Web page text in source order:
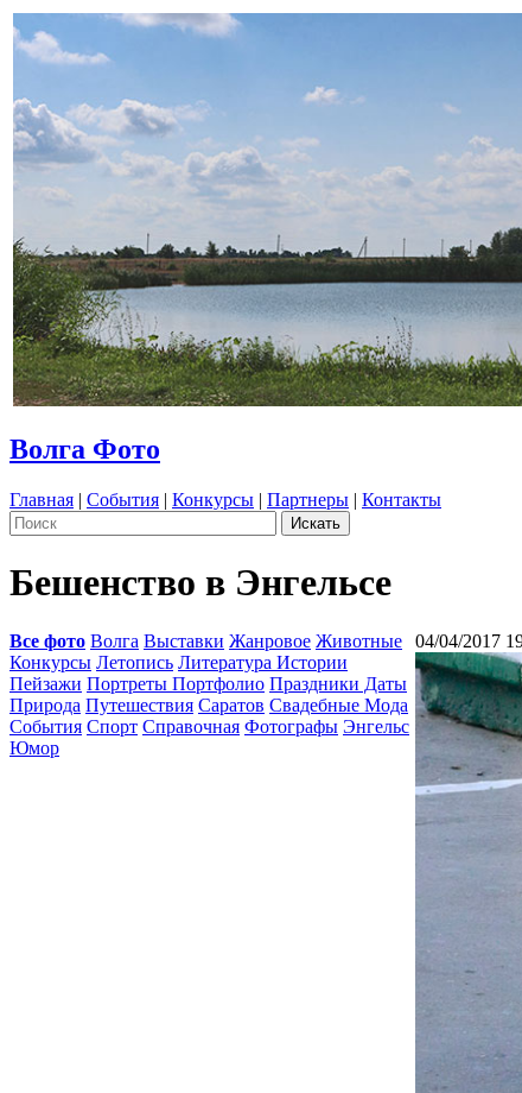
Волга Фото
Главная | События | Конкурсы | Партнеры | Контакты
Бешенство в Энгельсе
Все фото Волга Выставки Жанровое Животные
Конкурсы Летопись Литература Истории
Пейзажи Портреты Портфолио Праздники Даты
Природа Путешествия Саратов Свадебные Мода
События Спорт Справочная Фотографы Энгельс
Юмор
04/04/2017